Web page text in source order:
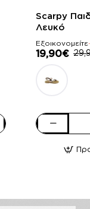
-33%
Scarpy
Λευκό
Εξοικονομείτε
19,90€
Scarpy
Πέδιλα